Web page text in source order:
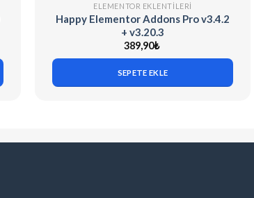
ELEMENTOR EKLENTILERI
Happy Elementor Addons Pro v3.4.2
+ v3.20.3
389,90₺
SEPETE EKLE